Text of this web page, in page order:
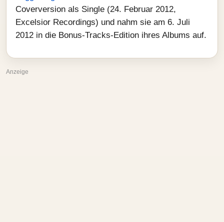
Coverversion als Single (24. Februar 2012,
Excelsior Recordings) und nahm sie am 6. Juli
2012 in die Bonus-Tracks-Edition ihres Albums auf.
Anzeige